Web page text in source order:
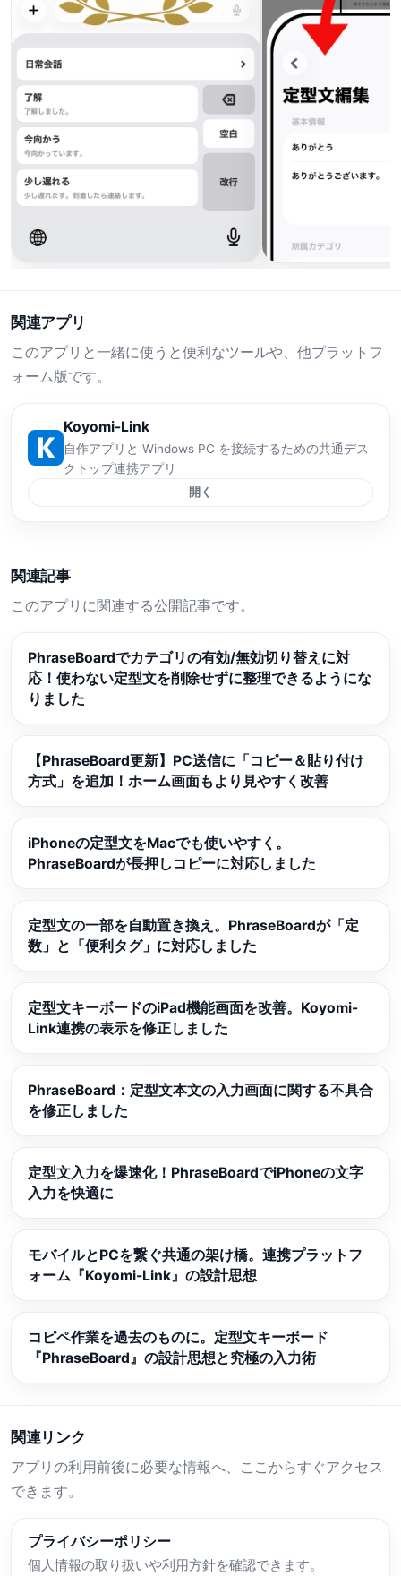
関連アプリ
このアプリと一緒に使うと便利なツールや、他プラットフ
ォーム版です。
Koyomi-Link
自作アプリと Windows PC を接続するための共通デス
クトップ連携アプリ
開く
関連記事
このアプリに関連する公開記事です。
PhraseBoardでカテゴリの有効/無効切り替えに対
応！使わない定型文を削除せずに整理できるようにな
りました
【PhraseBoard更新】PC送信に「コピー＆貼り付け
方式」を追加！ホーム画面もより見やすく改善
iPhoneの定型文をMacでも使いやすく。
PhraseBoardが長押しコピーに対応しました
定型文の一部を自動置き換え。PhraseBoardが「定
数」と「便利タグ」に対応しました
定型文キーボードのiPad機能画面を改善。Koyomi-
Link連携の表示を修正しました
PhraseBoard：定型文本文の入力画面に関する不具合
を修正しました
定型文入力を爆速化！PhraseBoardでiPhoneの文字
入力を快適に
モバイルとPCを繋ぐ共通の架け橋。連携プラットフ
ォーム『Koyomi-Link』の設計思想
コピペ作業を過去のものに。定型文キーボード
『PhraseBoard』の設計思想と究極の入力術
関連リンク
アプリの利用前後に必要な情報へ、ここからすぐアクセス
できます。
プライバシーポリシー
個人情報の取り扱いや利用方針を確認できます。